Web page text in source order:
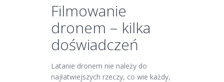
Filmowanie
dronem – kilka
doświadczeń
Latanie dronem nie należy do
najłatwiejszych rzeczy, co wie każdy,